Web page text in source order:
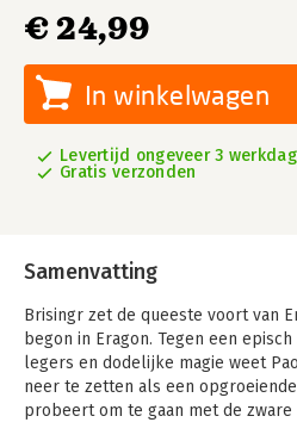
€ 24,99
In winkelwagen
Levertijd ongeveer 3
Gratis verzonden
Samenvatting
Brisingr zet de queeste voort van
begon in Eragon. Tegen een
legers en dodelijke magie weet
neer te zetten als een
probeert om te gaan met de